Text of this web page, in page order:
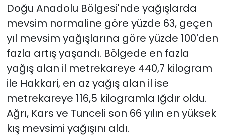
Doğu Anadolu Bölgesi'nde yağışlarda
mevsim normaline göre yüzde 63, geçen
yıl mevsim yağışlarına göre yüzde 100'den
fazla artış yaşandı. Bölgede en fazla
yağış alan il metrekareye 440,7 kilogram
ile Hakkari, en az yağış alan il ise
metrekareye 116,5 kilogramla Iğdır oldu.
Ağrı, Kars ve Tunceli son 66 yılın en yüksek
kış mevsimi yağışını aldı.